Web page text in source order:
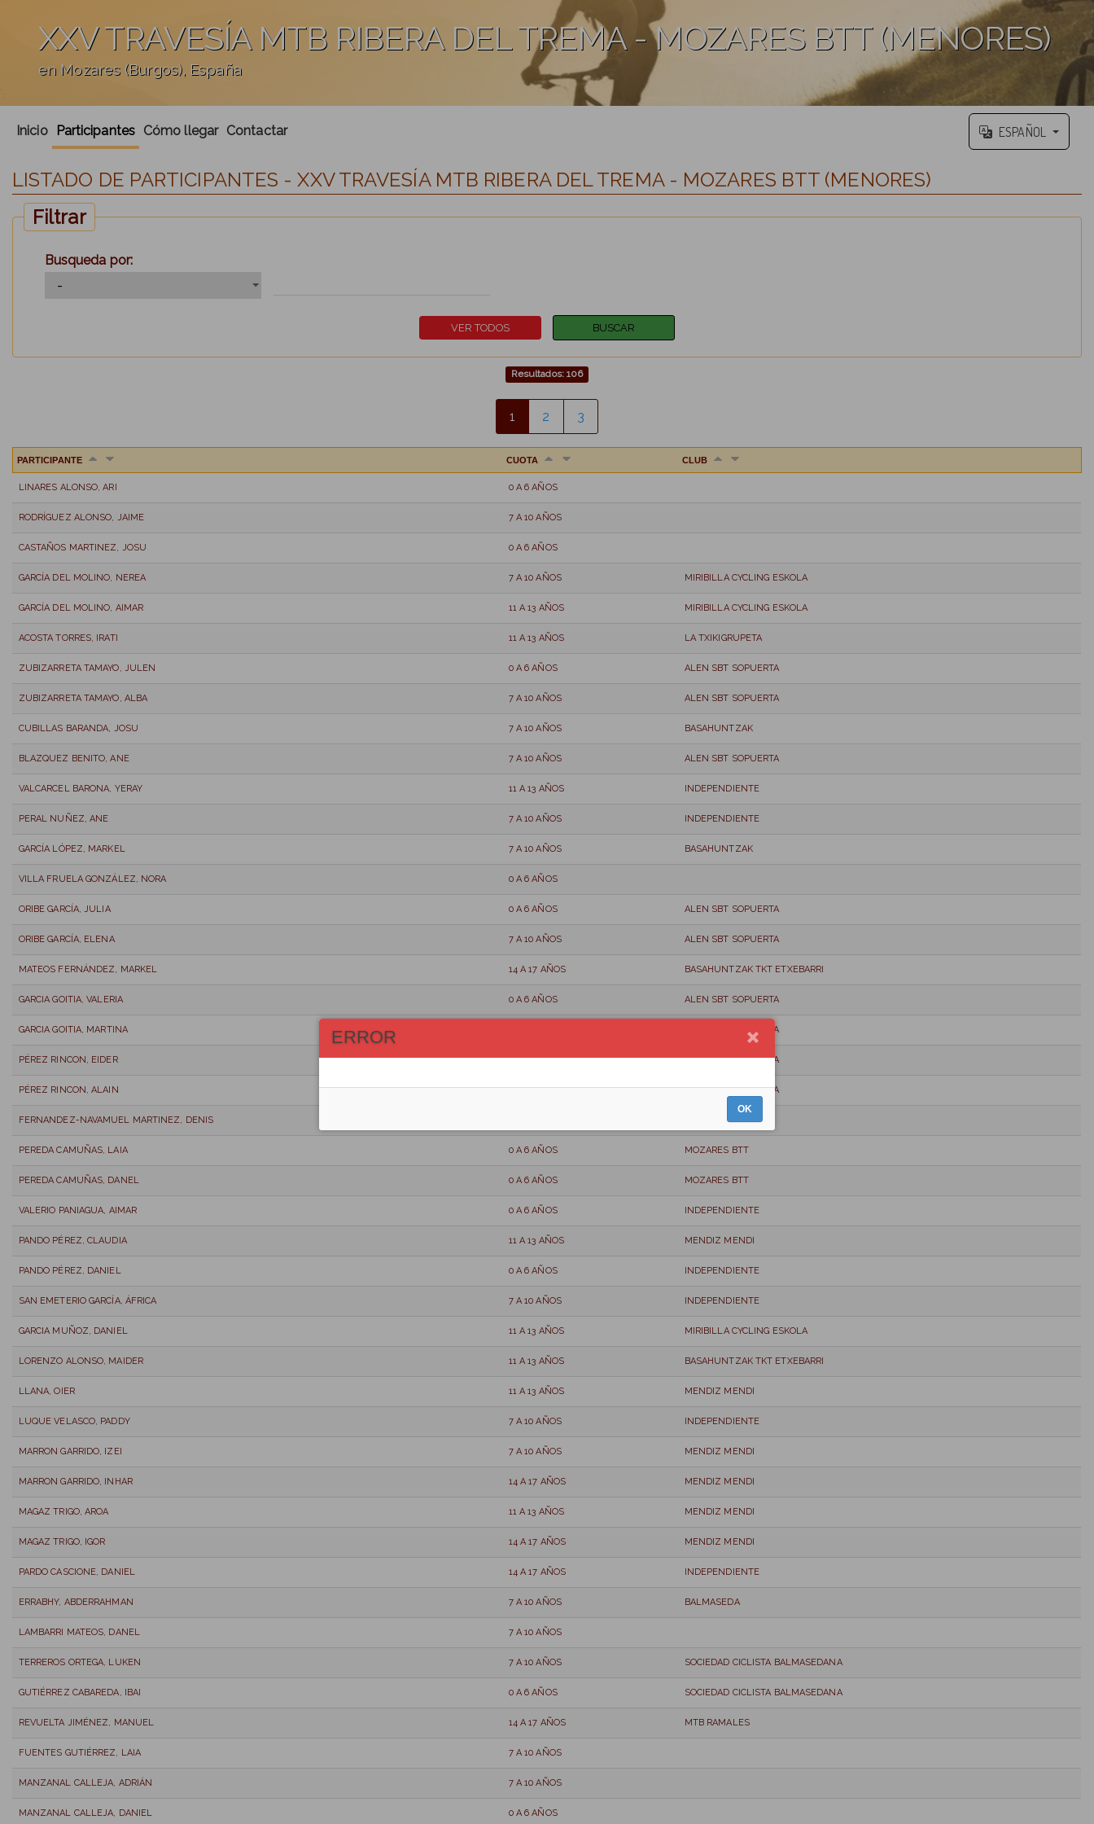
XXV TRAVESÍA MTB RIBERA DEL TREMA - MOZARES BTT (MENORES)
en Mozares (Burgos), España
Inicio Participantes Cómo llegar Contactar ESPAÑOL
LISTADO DE PARTICIPANTES - XXV TRAVESÍA MTB RIBERA DEL TREMA - MOZARES BTT (MENORES)
Filtrar
Busqueda por:
Resultados: 106
1 2 3
PARTICIPANTE CUOTA CLUB
LINARES ALONSO, ARI 0 A 6 AÑOS
RODRÍGUEZ ALONSO, JAIME 7 A 10 AÑOS
CASTAÑOS MARTINEZ, JOSU 0 A 6 AÑOS
GARCÍA DEL MOLINO, NEREA 7 A 10 AÑOS MIRIBILLA CYCLING ESKOLA
GARCÍA DEL MOLINO, AIMAR 11 A 13 AÑOS MIRIBILLA CYCLING ESKOLA
ACOSTA TORRES, IRATI 11 A 13 AÑOS LA TXIKIGRUPETA
ZUBIZARRETA TAMAYO, JULEN 0 A 6 AÑOS ALEN SBT SOPUERTA
ZUBIZARRETA TAMAYO, ALBA 7 A 10 AÑOS ALEN SBT SOPUERTA
CUBILLAS BARANDA, JOSU 7 A 10 AÑOS BASAHUNTZAK
BLAZQUEZ BENITO, ANE 7 A 10 AÑOS ALEN SBT SOPUERTA
VALCARCEL BARONA, YERAY 11 A 13 AÑOS INDEPENDIENTE
PERAL NUÑEZ, ANE 7 A 10 AÑOS INDEPENDIENTE
GARCÍA LÓPEZ, MARKEL 7 A 10 AÑOS BASAHUNTZAK
VILLA FRUELA GONZÁLEZ, NORA 0 A 6 AÑOS
ORIBE GARCÍA, JULIA 0 A 6 AÑOS ALEN SBT SOPUERTA
ORIBE GARCÍA, ELENA 7 A 10 AÑOS ALEN SBT SOPUERTA
MATEOS FERNÁNDEZ, MARKEL 14 A 17 AÑOS BASAHUNTZAK TKT ETXEBARRI
GARCIA GOITIA, VALERIA 0 A 6 AÑOS ALEN SBT SOPUERTA
GARCIA GOITIA, MARTINA ALEN SBT SOPUERTA
PÉREZ RINCON, EIDER 7 A 10 AÑOS ALEN SBT SOPUERTA
PÉREZ RINCON, ALAIN 11 A 13 AÑOS ALEN SBT SOPUERTA
FERNANDEZ-NAVAMUEL MARTINEZ, DENIS MOZARES BTT
PEREDA CAMUÑAS, LAIA 0 A 6 AÑOS MOZARES BTT
PEREDA CAMUÑAS, DANEL 0 A 6 AÑOS MOZARES BTT
VALERIO PANIAGUA, AIMAR 0 A 6 AÑOS INDEPENDIENTE
PANDO PÉREZ, CLAUDIA 11 A 13 AÑOS MENDIZ MENDI
PANDO PÉREZ, DANIEL 0 A 6 AÑOS INDEPENDIENTE
SAN EMETERIO GARCÍA, ÁFRICA 7 A 10 AÑOS INDEPENDIENTE
GARCIA MUÑOZ, DANIEL 11 A 13 AÑOS MIRIBILLA CYCLING ESKOLA
LORENZO ALONSO, MAIDER 11 A 13 AÑOS BASAHUNTZAK TKT ETXEBARRI
LLANA, OIER 11 A 13 AÑOS MENDIZ MENDI
LUQUE VELASCO, PADDY 7 A 10 AÑOS INDEPENDIENTE
MARRON GARRIDO, IZEI 7 A 10 AÑOS MENDIZ MENDI
MARRON GARRIDO, INHAR 14 A 17 AÑOS MENDIZ MENDI
MAGAZ TRIGO, AROA 11 A 13 AÑOS MENDIZ MENDI
MAGAZ TRIGO, IGOR 14 A 17 AÑOS MENDIZ MENDI
PARDO CASCIONE, DANIEL 14 A 17 AÑOS INDEPENDIENTE
ERRABHY, ABDERRAHMAN 7 A 10 AÑOS BALMASEDA
LAMBARRI MATEOS, DANEL 7 A 10 AÑOS
TERREROS ORTEGA, LUKEN 7 A 10 AÑOS SOCIEDAD CICLISTA BALMASEDANA
GUTIÉRREZ CABAREDA, IBAI 0 A 6 AÑOS SOCIEDAD CICLISTA BALMASEDANA
REVUELTA JIMÉNEZ, MANUEL 14 A 17 AÑOS MTB RAMALES
FUENTES GUTIÉRREZ, LAIA 7 A 10 AÑOS
MANZANAL CALLEJA, ADRIÁN 7 A 10 AÑOS
MANZANAL CALLEJA, DANIEL 0 A 6 AÑOS
ERROR
OK